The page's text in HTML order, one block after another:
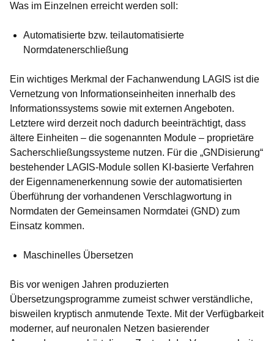
Was im Einzelnen erreicht werden soll:
Automatisierte bzw. teilautomatisierte
Normdatenerschließung
Ein wichtiges Merkmal der Fachanwendung LAGIS ist die
Vernetzung von Informationseinheiten innerhalb des
Informationssystems sowie mit externen Angeboten.
Letztere wird derzeit noch dadurch beeinträchtigt, dass
ältere Einheiten – die sogenannten Module – proprietäre
Sacherschließungssysteme nutzen. Für die „GNDisierung“
bestehender LAGIS-Module sollen KI-basierte Verfahren
der Eigennamenerkennung sowie der automatisierten
Überführung der vorhandenen Verschlagwortung in
Normdaten der Gemeinsamen Normdatei (GND) zum
Einsatz kommen.
Maschinelles Übersetzen
Bis vor wenigen Jahren produzierten
Übersetzungsprogramme zumeist schwer verständliche,
bisweilen kryptisch anmutende Texte. Mit der Verfügbarkeit
moderner, auf neuronalen Netzen basierender